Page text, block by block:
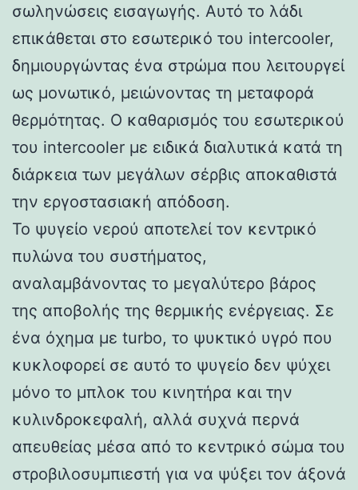
σωληνώσεις εισαγωγής. Αυτό το λάδι
επικάθεται στο εσωτερικό του intercooler,
δημιουργώντας ένα στρώμα που λειτουργεί
ως μονωτικό, μειώνοντας τη μεταφορά
θερμότητας. Ο καθαρισμός του εσωτερικού
του intercooler με ειδικά διαλυτικά κατά τη
διάρκεια των μεγάλων σέρβις αποκαθιστά
την εργοστασιακή απόδοση.
Το ψυγείο νερού αποτελεί τον κεντρικό
πυλώνα του συστήματος,
αναλαμβάνοντας το μεγαλύτερο βάρος
της αποβολής της θερμικής ενέργειας. Σε
ένα όχημα με turbo, το ψυκτικό υγρό που
κυκλοφορεί σε αυτό το ψυγείο δεν ψύχει
μόνο το μπλοκ του κινητήρα και την
κυλινδροκεφαλή, αλλά συχνά περνά
απευθείας μέσα από το κεντρικό σώμα του
στροβιλοσυμπιεστή για να ψύξει τον άξονά